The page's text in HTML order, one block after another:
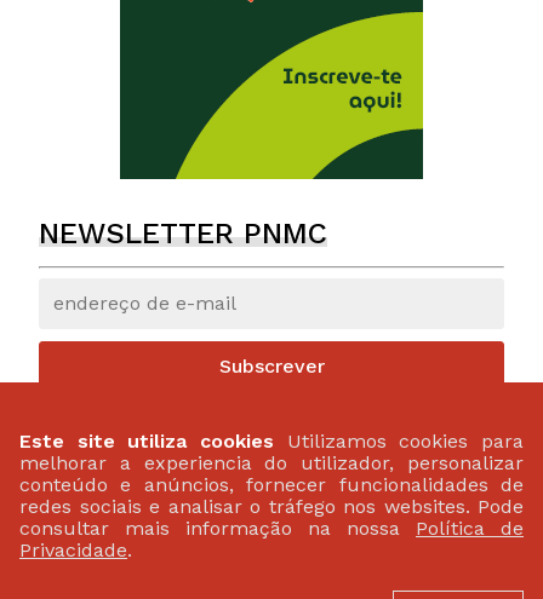
NEWSLETTER PNMC
Subscrever
Este site utiliza cookies Utilizamos cookies para
melhorar a experiencia do utilizador, personalizar
conteúdo e anúncios, fornecer funcionalidades de
redes sociais e analisar o tráfego nos websites. Pode
consultar mais informação na nossa Política de
Privacidade.